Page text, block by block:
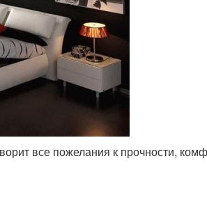
все пожелания к прочности,